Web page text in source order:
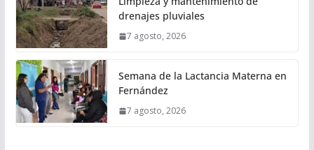
drenajes pluviales
7 agosto, 2026
Semana de la Lactancia Materna en
Fernández
7 agosto, 2026